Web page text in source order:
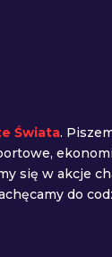
Świata.
się w akcje
do